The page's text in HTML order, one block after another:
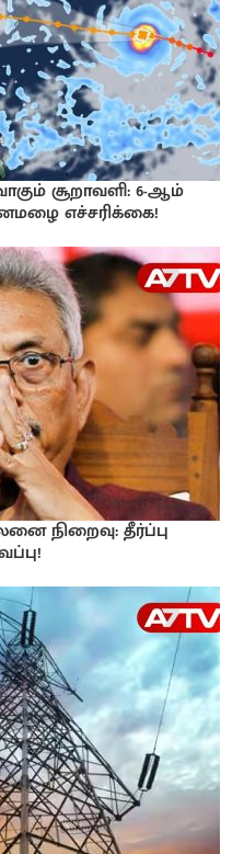
சூறாவளி: 6-ஆம்
எச்சரிக்கை!
நிறைவு: தீர்ப்பு